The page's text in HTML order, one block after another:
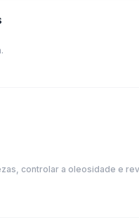
controlar a oleosidade e